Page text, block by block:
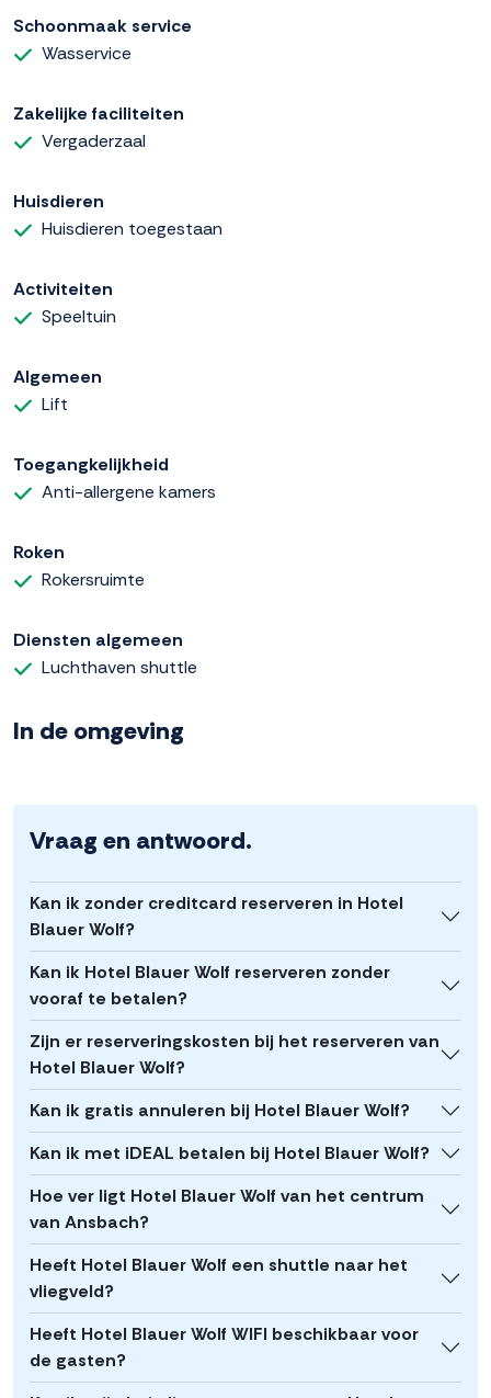
Schoonmaak service
Wasservice
Zakelijke faciliteiten
Vergaderzaal
Huisdieren
Huisdieren toegestaan
Activiteiten
Speeltuin
Algemeen
Lift
Toegangkelijkheid
Anti-allergene kamers
Roken
Rokersruimte
Diensten algemeen
Luchthaven shuttle
In de omgeving
Vraag en antwoord.
Kan ik zonder creditcard reserveren in Hotel
Blauer Wolf?
Kan ik Hotel Blauer Wolf reserveren zonder
vooraf te betalen?
Zijn er reserveringskosten bij het reserveren van
Hotel Blauer Wolf?
Kan ik gratis annuleren bij Hotel Blauer Wolf?
Kan ik met iDEAL betalen bij Hotel Blauer Wolf?
Hoe ver ligt Hotel Blauer Wolf van het centrum
van Ansbach?
Heeft Hotel Blauer Wolf een shuttle naar het
vliegveld?
Heeft Hotel Blauer Wolf WIFI beschikbaar voor
de gasten?